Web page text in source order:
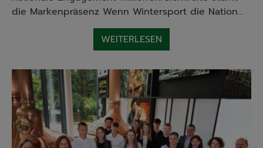
die Markenpräsenz Wenn Wintersport die Nation…
WEITERLESEN